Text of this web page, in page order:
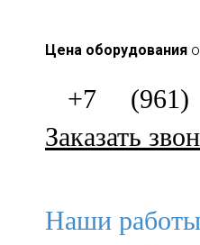
Цена оборудования
+7
Заказать
Наши